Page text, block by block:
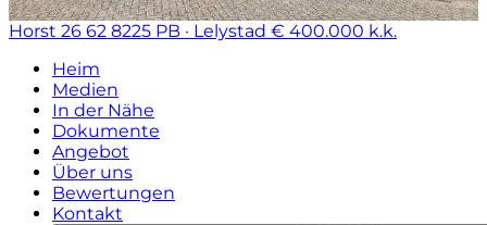
Horst 26 62 8225 PB · Lelystad € 400.000 k.k.
Heim
Medien
In der Nähe
Dokumente
Angebot
Über uns
Bewertungen
Kontakt